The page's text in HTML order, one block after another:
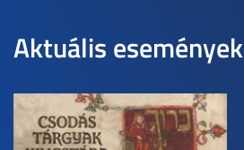
Aktuális események